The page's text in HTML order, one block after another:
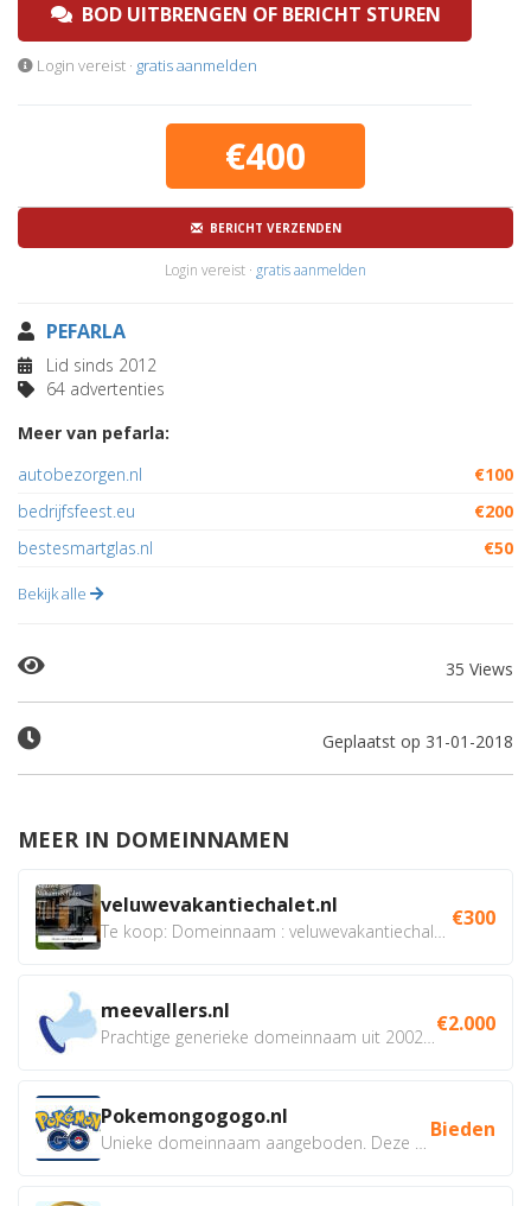
BOD UITBRENGEN OF BERICHT STUREN
Login vereist · gratis aanmelden
€400
BERICHT VERZENDEN
Login vereist · gratis aanmelden
PEFARLA
Lid sinds 2012
64 advertenties
Meer van pefarla:
autobezorgen.nl
€100
bedrijfsfeest.eu
€200
bestesmartglas.nl
€50
Bekijk alle
35 Views
Geplaatst op 31-01-2018
MEER IN DOMEINNAMEN
veluwevakantiechalet.nl €300
meevallers.nl €2.000
Pokemongogogo.nl Bieden